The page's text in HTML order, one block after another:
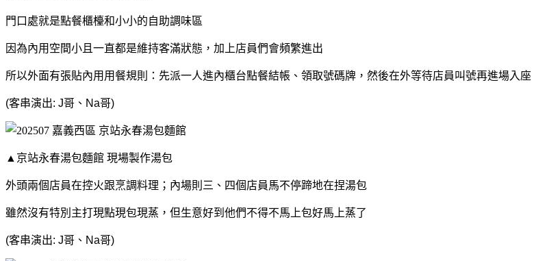
門口處就是點餐櫃檯和小小的自助調味區
因為內用空間小且一直都是維持客滿狀態，加上店員們會頻繁進出
所以外面有張貼內用用餐規則：先派一人進內櫃台點餐結帳、領取號碼牌，然後在外等待店員叫號再進場入座
(客串演出: J哥、Na哥)
▲京站永春湯包麵館 現場製作湯包
外頭兩個店員在控火跟烹調料理；內場則三、四個店員馬不停蹄地在捏湯包
雖然沒有特別主打現點現包現蒸，但生意好到他們不得不馬上包好馬上蒸了
(客串演出: J哥、Na哥)